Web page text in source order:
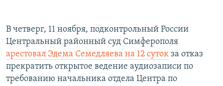
В четверг, 11 ноября, подконтрольный России
Центральный районный суд Симферополя
арестовал Эдема Семедляева на 12 суток за отказ
прекратить открытое ведение аудиозаписи по
требованию начальника отдела Центра по